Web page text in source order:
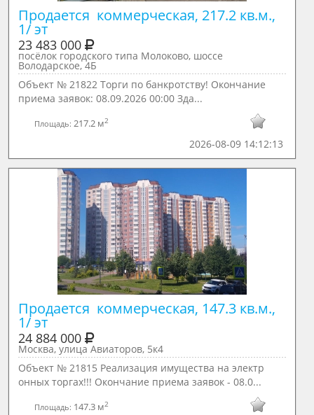
Продается  коммерческая, 217.2 кв.м.,
1/ эт
23 483 000
посёлок городского типа Молоково, шоссе
Володарское, 4Б
Объект № 21822 Торги по банкротству! Окончание
приема заявок: 08.09.2026 00:00 Зда...
Площадь: 217.2 м2
2026-08-09 14:12:13
Продается  коммерческая, 147.3 кв.м.,
1/ эт
24 884 000
Москва, улица Авиаторов, 5к4
Объект № 21815 Реализация имущества на электр
онных торгах!!! Окончание приема заявок - 08.0...
Площадь: 147.3 м2